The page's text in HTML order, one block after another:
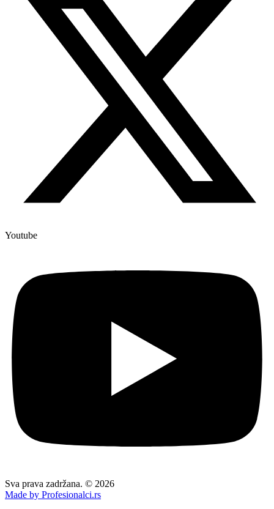
Youtube
Sva prava zadržana. © 2026
Made by Profesionalci.rs